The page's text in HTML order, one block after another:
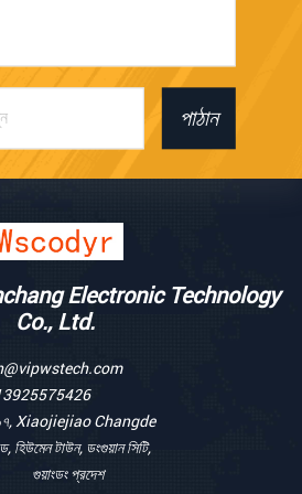
পাঠান
Electronic Technology
Co., Ltd.
Xiaojiejiao Changde
হিউমেন টাউন, ডংগুয়ান সিটি,
গুয়াংডং প্রদেশ